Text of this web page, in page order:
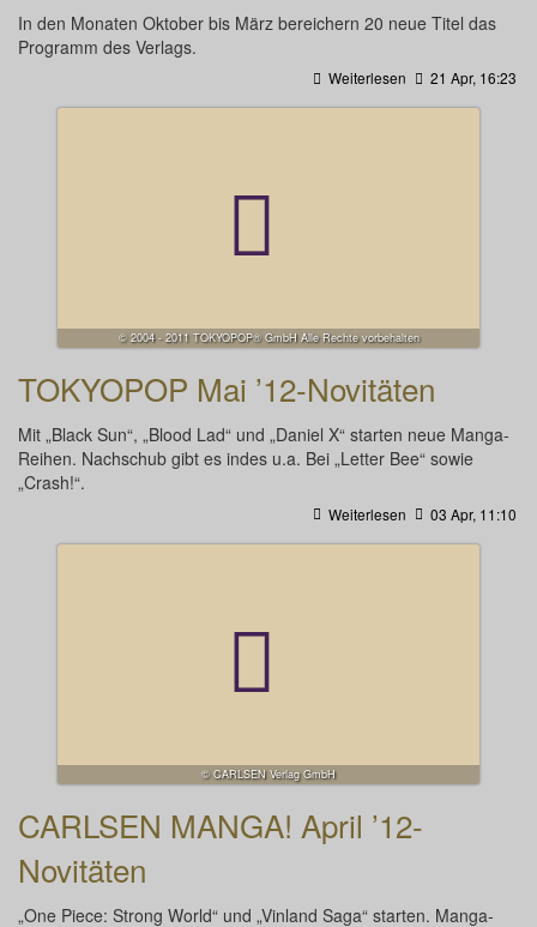
In den Monaten Oktober bis März bereichern 20 neue Titel das
Programm des Verlags.
Weiterlesen 21 Apr, 16:23
© 2004 - 2011 TOKYOPOP® GmbH Alle Rechte vorbehalten
TOKYOPOP Mai ’12-Novitäten
Mit „Black Sun“, „Blood Lad“ und „Daniel X“ starten neue Manga-
Reihen. Nachschub gibt es indes u.a. Bei „Letter Bee“ sowie
„Crash!“.
Weiterlesen 03 Apr, 11:10
© CARLSEN Verlag GmbH
CARLSEN MANGA! April ’12-
Novitäten
„One Piece: Strong World“ und „Vinland Saga“ starten. Manga-